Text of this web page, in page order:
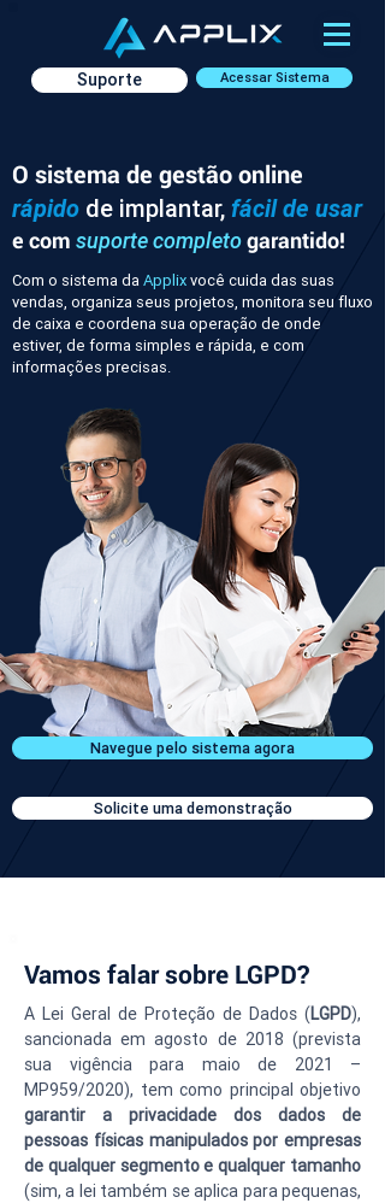
Acessar Sistema
Suporte
O sistema de gestão online
rápido de implantar, fácil de usar
e com suporte completogarantido!
Com o sistema daApplixvocê cuida das suas
vendas, organiza seus projetos, monitora seu fluxo
de caixa e coordena sua operação de onde
estiver, de forma simples e rápida, e com
informações precisas.
Navegue pelo sistema agora
Solicite uma demonstração
Vamos falar sobre LGPD?
A Lei Geral de Proteção de Dados (LGPD),
sancionada em agosto de 2018 (prevista
sua vigência para maio de 2021 –
garantir a privacidade dos dados de
pessoas físicas manipulados por empresas
de qualquer segmento e qualquer tamanho
(sim, a lei também se aplica para pequenas,